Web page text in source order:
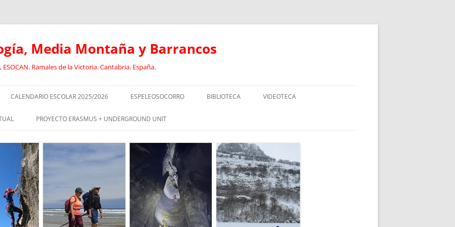
Media Montaña y Barrancos
Ramales de la Victoria. Cantabria. España.
CALENDARIO ESCOLAR 2025/2026 ESPELEOSOCORRO
RECORRIDO FORMATIVO DE
SOCORRISTAS I
SOCORRISTAS II
BIBLIOTECA
CAVIDADES
DEPORTE ADAPTADO Y
DISCAPACIDAD
GEOLOGIA
VIDEOTECA
PROYECTO ERASMUS + UNDERGROUND UNIT
DEPORTISTAS CON DISCAPACIDAD
EN EL MEDIO NATURAL
ESPELEOLOGÍA INCLUSIVA
EQUIPO JÓVENES ESPELEÓLOGOS.